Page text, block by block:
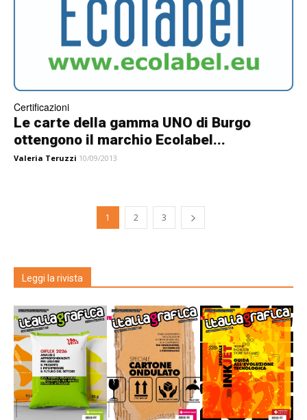
Certificazioni
Le carte della gamma UNO di Burgo
ottengono il marchio Ecolabel...
Valeria Teruzzi 10/09/2013
1 2 3
Leggi la rivista